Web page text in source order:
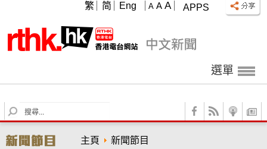
APPS
A A A
繁 简 Eng
選單
S
e
r
主頁 新聞節目